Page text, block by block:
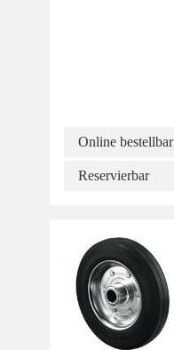
Online bestellbar
Reservierbar